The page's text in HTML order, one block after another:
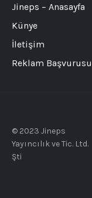
Jineps – Anasayfa
Künye
İletişim
Reklam Başvurusu
© 2023 Jineps
Yayıncılık ve Tic. Ltd.
Şti